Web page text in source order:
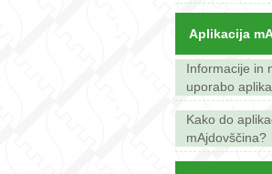
Aplikacija
Informacije in
uporabo
Kako do
mAjdovščina?